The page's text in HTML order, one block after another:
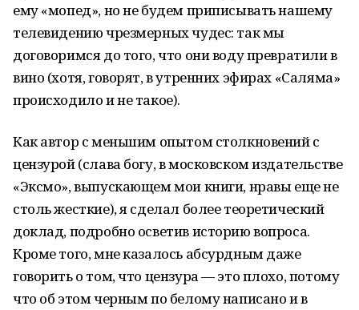
ему «мопед», но не будем приписывать нашему
телевидению чрезмерных чудес: так мы
договоримся до того, что они воду превратили в
вино (хотя, говорят, в утренних эфирах «Саляма»
происходило и не такое).
Как автор с меньшим опытом столкновений с
цензурой (слава богу, в московском издательстве
«Эксмо», выпускающем мои книги, нравы еще не
столь жесткие), я сделал более теоретический
доклад, подробно осветив историю вопроса.
Кроме того, мне казалось абсурдным даже
говорить о том, что цензура — это плохо, потому
что об этом черным по белому написано и в